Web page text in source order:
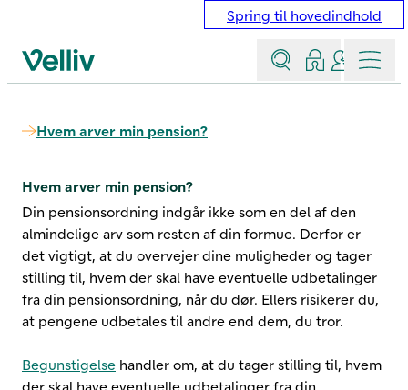
Spring til hovedindhold
Velliv startside
Søg Log indKontakt
Menu
Hvem arver min pension?
Hvem arver min pension?
Din pensionsordning indgår ikke som en del af den
almindelige arv som resten af din formue. Derfor er
det vigtigt, at du overvejer dine muligheder og tager
stilling til, hvem der skal have eventuelle udbetalinger
fra din pensionsordning, når du dør. Ellers risikerer du,
at pengene udbetales til andre end dem, du tror.
Begunstigelse handler om, at du tager stilling til, hvem
der skal have eventuelle udbetalinger fra din